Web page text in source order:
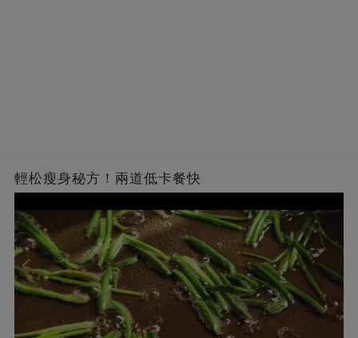
輕松瘦身秘方！兩道低卡餐快